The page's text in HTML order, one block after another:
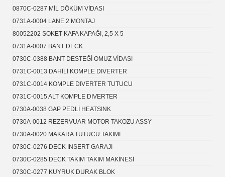
0870C-0287 MİL DÖKÜM VİDASI
0731A-0004 LANE 2 MONTAJ
80052202 SOKET KAFA KAPAĞI, 2,5 X 5
0731A-0007 BANT DECK
0730C-0388 BANT DESTEĞİ OMUZ VİDASI
0731C-0013 DAHİLİ KOMPLE DIVERTER
0731C-0014 KOMPLE DIVERTER TUTUCU
0731C-0015 ALT KOMPLE DIVERTER
0730A-0038 GAP PEDLİ HEATSINK
0730A-0012 REZERVUAR MOTOR TAKOZU ASSY
0730A-0020 MAKARA TUTUCU TAKIMI.
0730C-0276 DECK INSERT GARAJI
0730C-0285 DECK TAKIM TAKIM MAKİNESİ
0730C-0277 KUYRUK DURAK BLOK